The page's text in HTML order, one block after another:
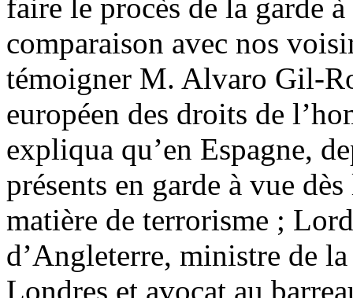
faire le procès de la garde
comparaison avec nos
témoigner M. Alvaro Gil-
européen des droits de
expliqua qu’en Espagne,
présents en garde à vue
matière de terrorisme ;
d’Angleterre, ministre de
Londres et avocat au